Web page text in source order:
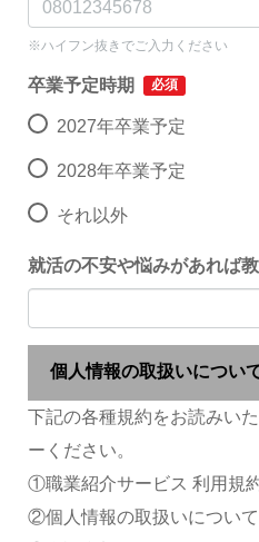
※ハイフン抜きでご入力ください
卒業予定時期 必須
2027年卒業予定
2028年卒業予定
それ以外
就活の不安や悩みがあれば
個人情報の取扱いについ
下記の各種規約をお読みい
ーください。
①職業紹介サービス 利用規約
②個人情報の取扱いについて